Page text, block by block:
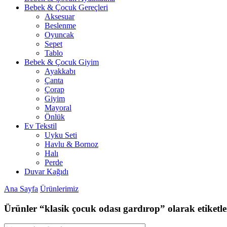
Bebek & Çocuk Gereçleri
Aksesuar
Beslenme
Oyuncak
Sepet
Tablo
Bebek & Çocuk Giyim
Ayakkabı
Çanta
Çorap
Giyim
Mayoral
Önlük
Ev Tekstil
Uyku Seti
Havlu & Bornoz
Halı
Perde
Duvar Kağıdı
Ana Sayfa Ürünlerimiz
Ürünler “klasik çocuk odası gardırop” olarak